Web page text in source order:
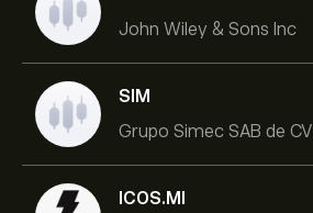
John Wiley & Sons Inc
SIM
Grupo Simec SAB de CV
ICOS.MI